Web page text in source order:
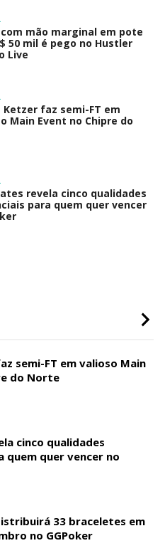
mão marginal em pote
50 mil é pego no Hustler
Live
Ketzer faz semi-FT em
Main Event no Chipre do
revela cinco qualidades
para quem quer vencer
semi-FT em valioso Main
do Norte
cinco qualidades
quem quer vencer no
33 braceletes em
no GGPoker